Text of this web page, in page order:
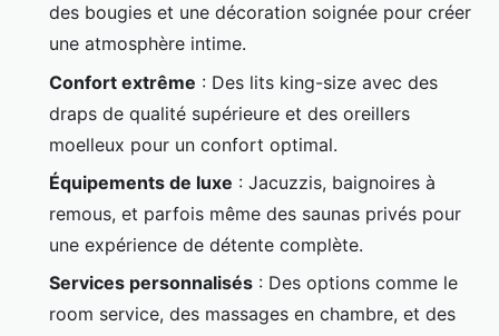
des bougies et une décoration soignée pour créer
une atmosphère intime.
Confort extrême : Des lits king-size avec des
draps de qualité supérieure et des oreillers
moelleux pour un confort optimal.
Équipements de luxe : Jacuzzis, baignoires à
remous, et parfois même des saunas privés pour
une expérience de détente complète.
Services personnalisés : Des options comme le
room service, des massages en chambre, et des